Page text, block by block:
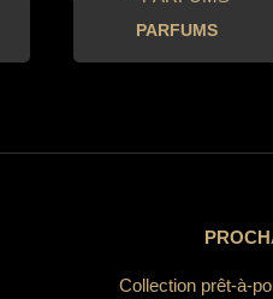
PARFUMS
Collection prêt-à-